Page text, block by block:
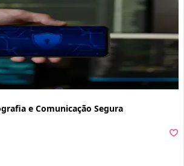
e Comunicação Segura